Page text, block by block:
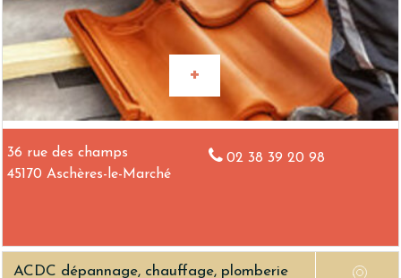
36 rue des champs
45170 Aschères-le-Marché
02 38 39 20 98
ACDC dépannage, chauffage, plomberie